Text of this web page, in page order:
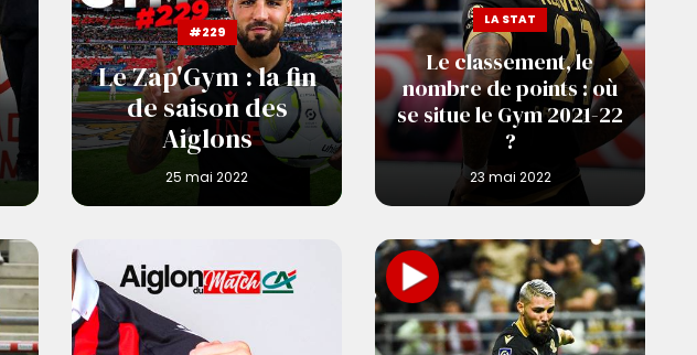
#229
Le Zap'Gym : la fin
de saison des
Aiglons
LA STAT
Le classement, le
nombre de points : où
se situe le Gym 2021-22
?